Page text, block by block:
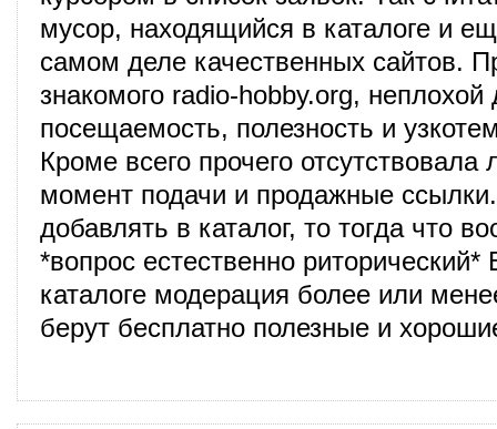
мусор, находящийся в каталоге и
самом деле качественных сайтов.
знакомого radio-hobby.org, неплохой
посещаемость, полезность и
Кроме всего прочего
момент подачи и продажные
добавлять в каталог, то тогда что
*вопрос естественно
каталоге модерация более или
берут бесплатно полезные и